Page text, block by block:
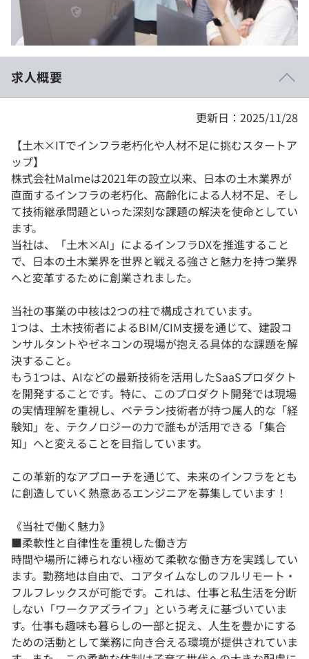
法人向けプラン
学校向けプラン
契約内容・クーポン
求人概要
更新日：2025/11/28
【土木×ITでインフラ老朽化や人材不足に挑むスタートア
ップ】
株式会社Malmeは2021年の設立以来、日本の土木業界が
直面するインフラの老朽化、高齢化による人材不足、そし
て技術継承問題といった深刻な課題の解決を使命としてい
ます。
当社は、「土木×AI」によるインフラDXを推進すること
で、日本の土木業界を世界と戦える強さと魅力を持つ業界
へと変革するために創業されました。
当社の事業の中核は2つの柱で構成されています。
1つは、土木技術者によるBIM/CIM支援を通じて、建設コ
ンサルタントやゼネコンの現場が抱える具体的な課題を解
決すること。
もう1つは、AIなどの最新技術を活用したSaaSプロダクト
を開発することです。特に、このプロダクト開発では現場
の実情理解を重視し、ベテラン技術者が持つ属人的な「経
験知」を、テクノロジーの力で誰もが活用できる「集合
知」へと変えることを目指しています。
この革新的なアプローチを通じて、未来のインフラをとも
に創造していく熱意あるエンジニアを募集しています！
《当社で働く魅力》
■柔軟性と自律性を重視した働き方
時間や場所に縛られない極めて柔軟な働き方を実践してい
ます。勤務地は自由で、コアタイムなしのフルリモート・
フルフレックスが可能です。これは、仕事と私生活を分断
しない「ワークアズライフ」という考えに基づいていま
す。仕事も趣味も暮らしの一部と捉え、人生を豊かにする
ための活動として業務に向き合える環境が提供されていま